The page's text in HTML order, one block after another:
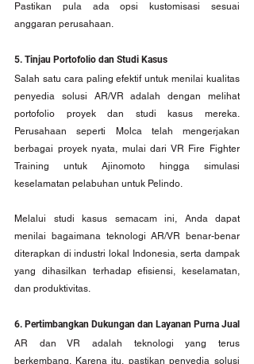
Pastikan pula ada opsi kustomisasi sesuai
anggaran perusahaan.
5. Tinjau Portofolio dan Studi Kasus
Salah satu cara paling efektif untuk menilai kualitas
penyedia solusi AR/VR adalah dengan melihat
portofolio proyek dan studi kasus mereka.
Perusahaan seperti Molca telah mengerjakan
berbagai proyek nyata, mulai dari VR Fire Fighter
Training untuk Ajinomoto hingga simulasi
keselamatan pelabuhan untuk Pelindo.
Melalui studi kasus semacam ini, Anda dapat
menilai bagaimana teknologi AR/VR benar-benar
diterapkan di industri lokal Indonesia, serta dampak
yang dihasilkan terhadap efisiensi, keselamatan,
dan produktivitas.
6. Pertimbangkan Dukungan dan Layanan Purna Jual
AR dan VR adalah teknologi yang terus
berkembang. Karena itu, pastikan penyedia solusi